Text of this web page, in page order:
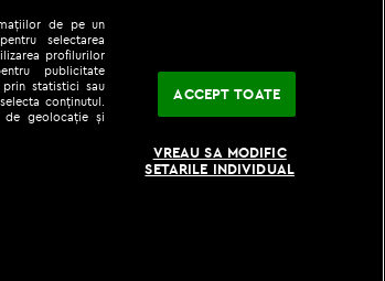
de pe un
selectarea
profilurilor
publicitate
prin statistici sau
conținutul.
geolocație și
ACCEPT TOATE
VREAU SA MODIFIC
SETARILE INDIVIDUAL